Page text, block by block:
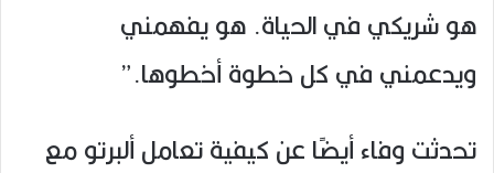
هو شريكي في الحياة. هو يفهمني
ويدعمني في كل خطوة أخطوها.”
تحدثت وفاء أيضًا عن كيفية تعامل ألبرتو مع